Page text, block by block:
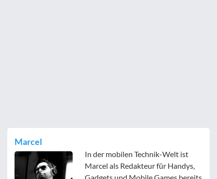
Marcel
In der mobilen Technik-Welt ist
Marcel als Redakteur für Handys,